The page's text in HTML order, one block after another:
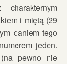
i miętą (29
daniem tego
jeden.
pewno nie